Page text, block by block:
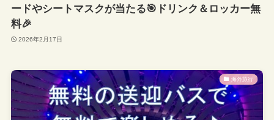
ードやシートマスクが当たる🎯ドリンク＆ロッカー無
料🎉
2026年2月17日
海外旅行